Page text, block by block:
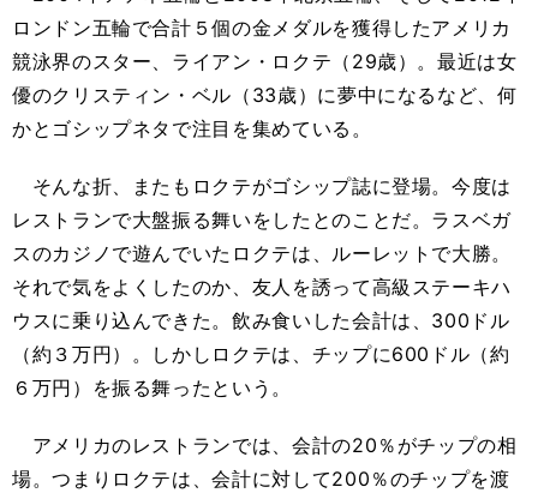
ロンドン五輪で合計５個の金メダルを獲得したアメリカ
競泳界のスター、ライアン・ロクテ（29歳）。最近は女
優のクリスティン・ベル（33歳）に夢中になるなど、何
かとゴシップネタで注目を集めている。
そんな折、またもロクテがゴシップ誌に登場。今度は
レストランで大盤振る舞いをしたとのことだ。ラスベガ
スのカジノで遊んでいたロクテは、ルーレットで大勝。
それで気をよくしたのか、友人を誘って高級ステーキハ
ウスに乗り込んできた。飲み食いした会計は、300ドル
（約３万円）。しかしロクテは、チップに600ドル（約
６万円）を振る舞ったという。
アメリカのレストランでは、会計の20％がチップの相
場。つまりロクテは、会計に対して200％のチップを渡